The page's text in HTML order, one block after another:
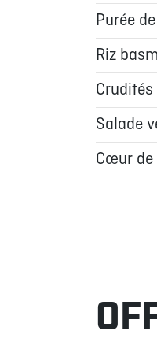
Purée
Riz
Crudités
Salade
Cœur de